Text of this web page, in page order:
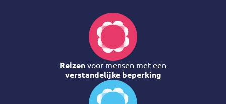
Reizen voor mensen met een
verstandelijke beperking